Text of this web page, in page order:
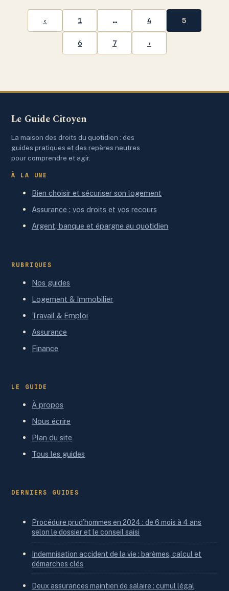
‹ 1 … 4 5
6 7 ›
Le Guide Citoyen
La maison des droits du quotidien : des
guides pratiques et des repères neutres
pour comprendre et agir.
À LA UNE
Bien choisir et sécuriser son logement
Assurance : vos droits et vos recours
Argent, banque et épargne au quotidien
RUBRIQUES
Nos guides
Logement & Immobilier
Travail & Emploi
Assurance
Finance
LE GUIDE
À propos
Nous écrire
Plan du site
Tous les guides
DERNIERS GUIDES
Procédure prud’hommes en 2024 : de 6 mois à 4 ans
selon le dossier et le conseil saisi
Indemnisation accident de la vie : barèmes, calcul et
démarches clés
Deux assurances maintien de salaire : cumul légal,